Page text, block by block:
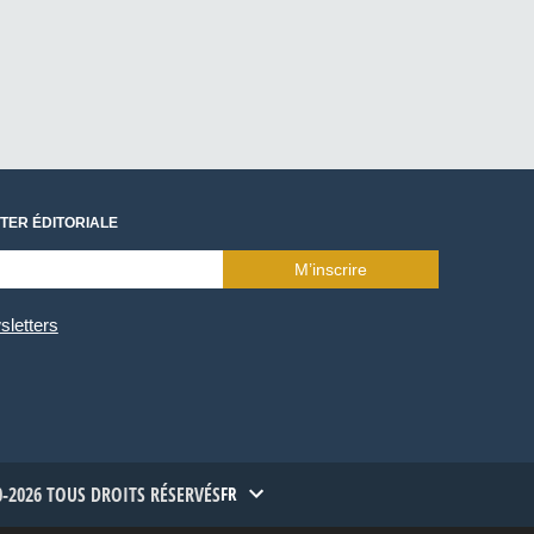
ÉDITORIALE
M’inscrire
TOUS DROITS RÉSERVÉSFR